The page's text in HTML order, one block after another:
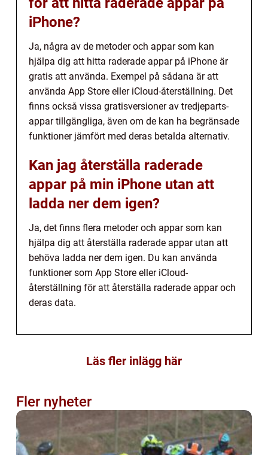
iPhone?
Ja, några av de metoder och appar som kan
hjälpa dig att hitta raderade appar på iPhone är
gratis att använda. Exempel på sådana är att
använda App Store eller iCloud-återställning. Det
finns också vissa gratisversioner av tredjeparts-
appar tillgängliga, även om de kan ha begränsade
funktioner jämfört med deras betalda alternativ.
Kan jag återställa raderade
appar på min iPhone utan att
ladda ner dem igen?
Ja, det finns flera metoder och appar som kan
hjälpa dig att återställa raderade appar utan att
behöva ladda ner dem igen. Du kan använda
funktioner som App Store eller iCloud-
återställning för att återställa raderade appar och
deras data.
Läs fler inlägg här
Fler nyheter